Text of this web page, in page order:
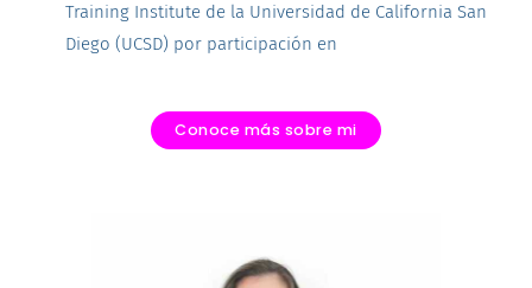
Training Institute de la Universidad de California San
Diego (UCSD) por participación en
Conoce más sobre mi